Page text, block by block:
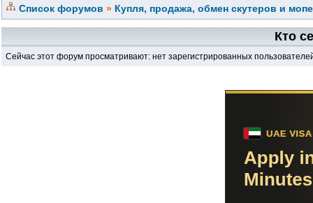
Список форумов » Купля, продажа, обмен скутеров и
Кто
Сейчас этот форум просматривают: нет зарегистрированных